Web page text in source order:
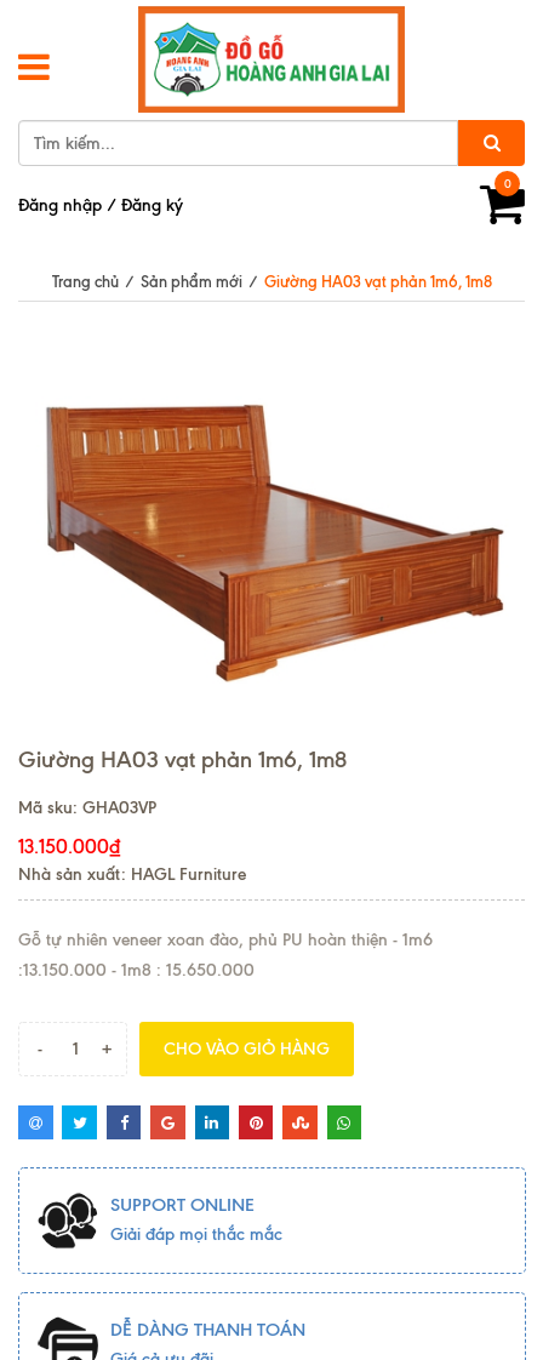
0
Đăng nhập / Đăng ký
Trang chủ / Sản phẩm mới / Giường HA03 vạt phản 1m6, 1m8
Giường HA03 vạt phản 1m6, 1m8
Mã sku: GHA03VP
13.150.000₫
Nhà sản xuất: HAGL Furniture
Gỗ tự nhiên veneer xoan đào, phủ PU hoàn thiện - 1m6
:13.150.000 - 1m8 : 15.650.000
- + CHO VÀO GIỎ HÀNG
SUPPORT ONLINE
Giải đáp mọi thắc mắc
DỄ DÀNG THANH TOÁN